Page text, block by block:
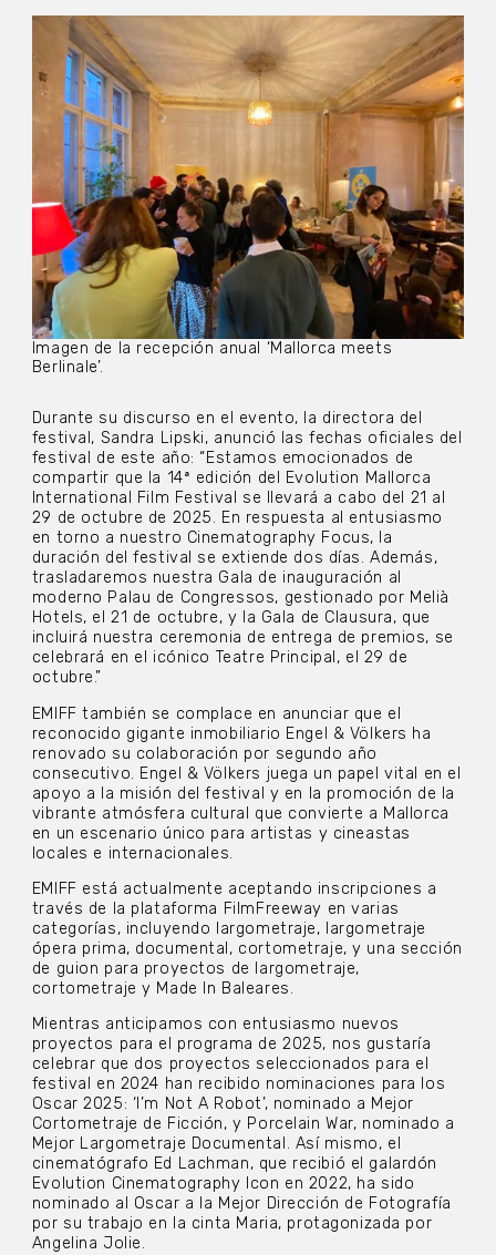
Imagen de la recepción anual ‘Mallorca meets
Berlinale’.
Durante su discurso en el evento, la directora del
festival, Sandra Lipski, anunció las fechas oficiales del
festival de este año: “Estamos emocionados de
compartir que la 14ª edición del Evolution Mallorca
International Film Festival se llevará a cabo del 21 al
29 de octubre de 2025. En respuesta al entusiasmo
en torno a nuestro Cinematography Focus, la
duración del festival se extiende dos días. Además,
trasladaremos nuestra Gala de inauguración al
moderno Palau de Congressos, gestionado por Melià
Hotels, el 21 de octubre, y la Gala de Clausura, que
incluirá nuestra ceremonia de entrega de premios, se
celebrará en el icónico Teatre Principal, el 29 de
octubre.”
EMIFF también se complace en anunciar que el
reconocido gigante inmobiliario Engel & Völkers ha
renovado su colaboración por segundo año
consecutivo. Engel & Völkers juega un papel vital en el
apoyo a la misión del festival y en la promoción de la
vibrante atmósfera cultural que convierte a Mallorca
en un escenario único para artistas y cineastas
locales e internacionales.
EMIFF está actualmente aceptando inscripciones a
través de la plataforma FilmFreeway en varias
categorías, incluyendo largometraje, largometraje
ópera prima, documental, cortometraje, y una sección
de guion para proyectos de largometraje,
cortometraje y Made In Baleares.
Mientras anticipamos con entusiasmo nuevos
proyectos para el programa de 2025, nos gustaría
celebrar que dos proyectos seleccionados para el
festival en 2024 han recibido nominaciones para los
Oscar 2025: ‘I’m Not A Robot’, nominado a Mejor
Cortometraje de Ficción, y Porcelain War, nominado a
Mejor Largometraje Documental. Así mismo, el
cinematógrafo Ed Lachman, que recibió el galardón
Evolution Cinematography Icon en 2022, ha sido
nominado al Oscar a la Mejor Dirección de Fotografía
por su trabajo en la cinta Maria, protagonizada por
Angelina Jolie.